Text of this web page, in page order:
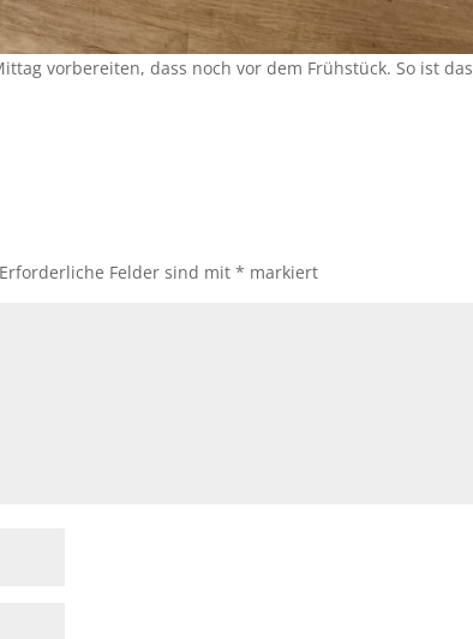
vorbereiten, dass noch vor dem Frühstück. So ist das
Erforderliche Felder sind mit* markiert